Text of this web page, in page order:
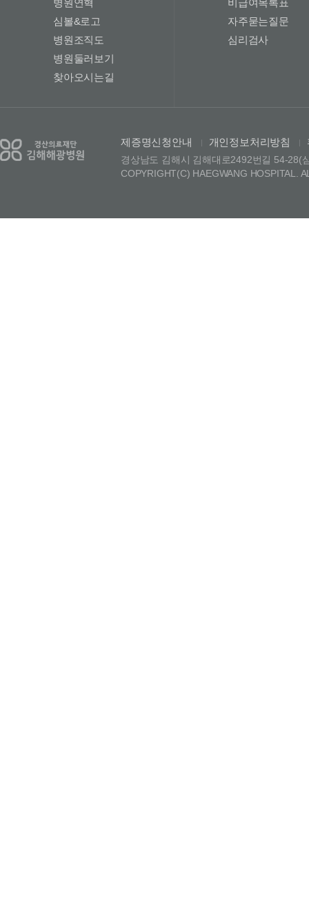
병원연혁
심볼&로고
병원조직도
병원둘러보기
찾아오시는길
비급여목록표
자주묻는질문
심리검사
제증명신청안내 | 개인정보처리방침 |
경상남도 김해시 김해대로2492번길 54-28(
COPYRIGHT(C) HAEGWANG HOSPITAL.